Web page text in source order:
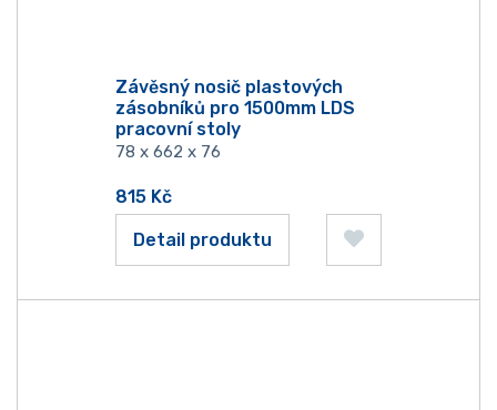
Závěsný nosič plastových
zásobníků pro 1500mm LDS
pracovní stoly
78 x 662 x 76
815 Kč
Detail produktu